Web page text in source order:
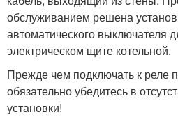
обслуживанием решена
автоматического выключателя
электрическом щите котельной.
Прежде чем подключать к реле
обязательно убедитесь в
установки!